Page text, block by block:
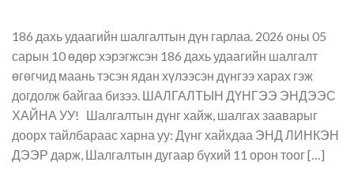
186 дахь удаагийн шалгалтын дүн гарлаа. 2026 оны 05
сарын 10 өдөр хэрэгжсэн 186 дахь удаагийн шалгалт
өгөгчид маань тэсэн ядан хүлээсэн дүнгээ харах гэж
догдолж байгаа бизээ. ШАЛГАЛТЫН ДҮНГЭЭ ЭНДЭЭС
ХАЙНА УУ! Шалгалтын дүнг хайж, шалгах зааварыг
доорх тайлбараас харна уу: Дүнг хайхдаа ЭНД ЛИНКЭН
ДЭЭР дарж, Шалгалтын дугаар бүхий 11 орон тоог […]